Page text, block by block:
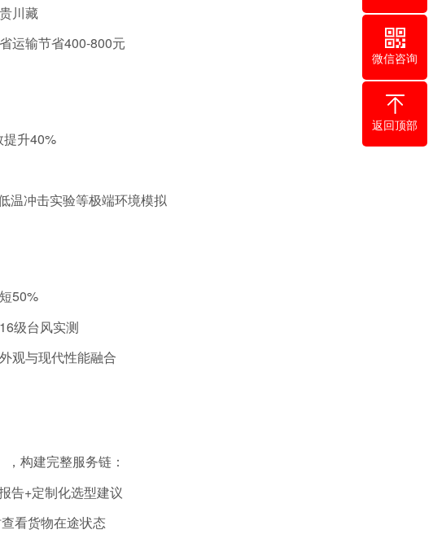
川藏
运输节省400-800元
升40%
冲击实验等极端环境模拟
50%
级台风实测
观与现代性能融合
，构建完整服务链：
告+定制化选型建议
看货物在途状态
微信咨询
返回顶部